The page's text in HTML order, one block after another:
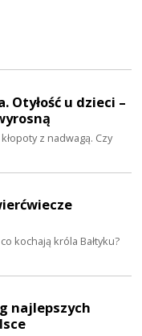
Otyłość u dzieci –
z nadwagą. Czy
kochają króla Bałtyku?
najlepszych